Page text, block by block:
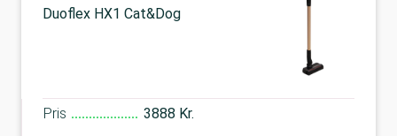
Duoflex HX1 Cat&Dog
Pris 3888 Kr.